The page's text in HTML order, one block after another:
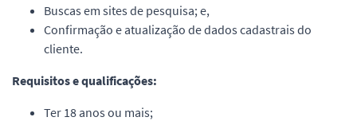
Buscas em sites de pesquisa; e,
Confirmação e atualização de dados cadastrais do
cliente.
Requisitos e qualificações:
Ter 18 anos ou mais;